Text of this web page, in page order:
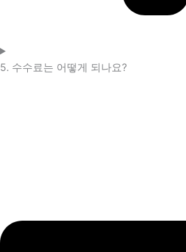
5. 수수료는 어떻게 되나요?